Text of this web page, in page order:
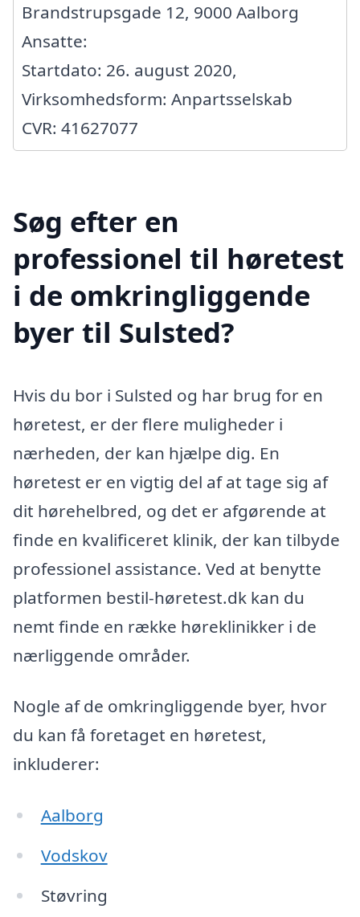
Brandstrupsgade 12, 9000 Aalborg
Ansatte:
Startdato: 26. august 2020,
Virksomhedsform: Anpartsselskab
CVR: 41627077
Søg efter en
professionel til høretest
i de omkringliggende
byer til Sulsted?
Hvis du bor i Sulsted og har brug for en
høretest, er der flere muligheder i
nærheden, der kan hjælpe dig. En
høretest er en vigtig del af at tage sig af
dit hørehelbred, og det er afgørende at
finde en kvalificeret klinik, der kan tilbyde
professionel assistance. Ved at benytte
platformen bestil-høretest.dk kan du
nemt finde en række høreklinikker i de
nærliggende områder.
Nogle af de omkringliggende byer, hvor
du kan få foretaget en høretest,
inkluderer:
Aalborg
Vodskov
Støvring